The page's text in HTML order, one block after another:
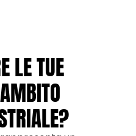
LE TUE